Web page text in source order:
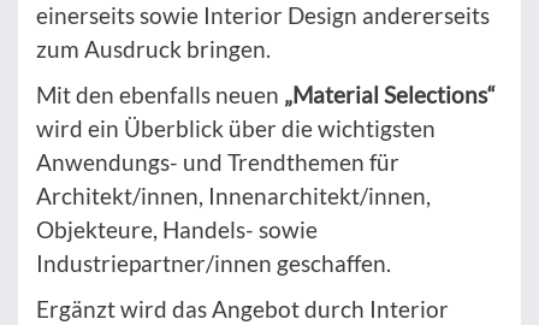
einerseits sowie Interior Design andererseits
zum Ausdruck bringen.
Mit den ebenfalls neuen „Material Selections“
wird ein Überblick über die wichtigsten
Anwendungs- und Trendthemen für
Architekt/innen, Innenarchitekt/innen,
Objekteure, Handels- sowie
Industriepartner/innen geschaffen.
Ergänzt wird das Angebot durch Interior